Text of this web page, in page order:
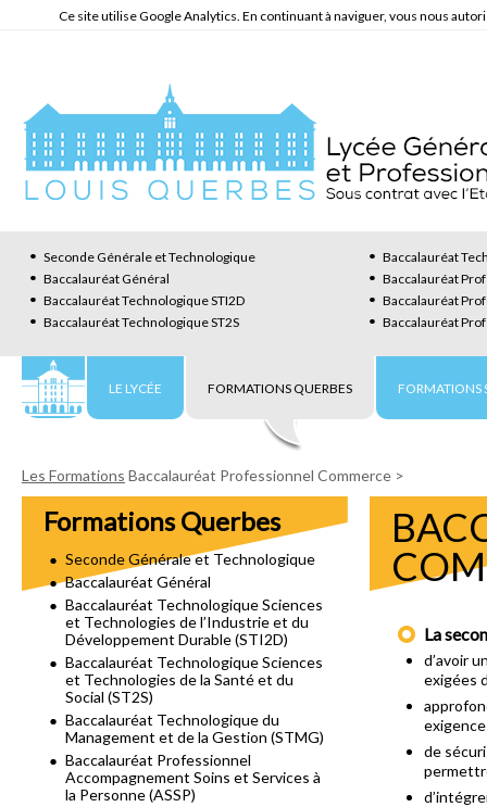
Ce site utilise Google Analytics. En continuant à naviguer, vous nous
LE LYCÉE FORMATIONS QUERBES
Seconde Générale et Technologique
Baccalauréat
Baccalauréat Général
Baccalauréat
Baccalauréat Technologique STI2D
Baccalauréat
Baccalauréat Technologique ST2S
Baccalauréat
FORMATIONS
Les Formations Baccalauréat Professionnel Commerce >
Formations Querbes
Seconde Générale et Technologique
Baccalauréat Général
Baccalauréat Technologique Sciences
et Technologies de l’Industrie et du
Développement Durable (STI2D)
Baccalauréat Technologique Sciences
et Technologies de la Santé et du
Social (ST2S)
Baccalauréat Technologique du
Management et de la Gestion (STMG)
Baccalauréat Professionnel
Accompagnement Soins et Services à
la Personne (ASSP)
La
d’avoir
exigées
de